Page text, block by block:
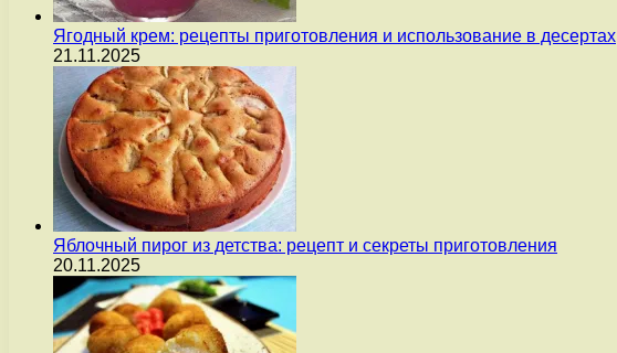
Ягодный крем: рецепты приготовления и использование в десертах
21.11.2025
Яблочный пирог из детства: рецепт и секреты приготовления
20.11.2025